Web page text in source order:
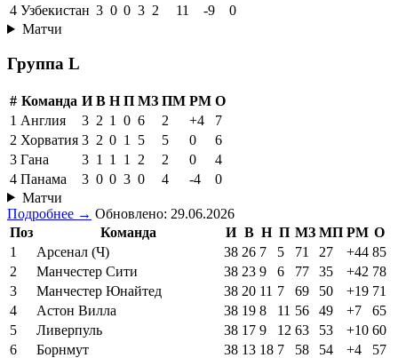
4 Узбекистан 3 0 0 3 2 11 -9
0
Матчи
Группа L
# Команда И В Н П МЗ ПМ РМ О
1 Англия 3 2 1 0 6 2 +4
7
2 Хорватия 3 2 0 1 5 5 0
6
3 Гана 3 1 1 1 2 2 0
4
4 Панама 3 0 0 3 0 4 -4
0
Матчи
Подробнее → Обновлено: 29.06.2026
Поз
Команда И В Н П МЗ МП РМ О
1
Арсенал (Ч) 38 26 7 5 71 27 +44 85
2
Манчестер Сити 38 23 9 6 77 35 +42 78
3
Манчестер Юнайтед 38 20 11 7 69 50 +19 71
4
Астон Вилла 38 19 8 11 56 49 +7
65
5
Ливерпуль 38 17 9 12 63 53 +10 60
6
Борнмут 38 13 18 7 58 54 +4
57